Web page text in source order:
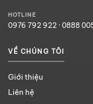
HOTLINE
0976 792 922 · 0888
VỀ CHÚNG TÔI
Giới thiệu
Liên hệ